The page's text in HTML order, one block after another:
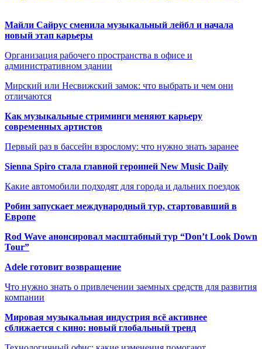
Майли Сайрус сменила музыкальный лейбл и начала
новый этап карьеры
Организация рабочего пространства в офисе и
административном здании
Мирский или Несвижский замок: что выбрать и чем они
отличаются
Как музыкальные стриминги меняют карьеру
современных артистов
Первый раз в бассейн взрослому: что нужно знать заранее
Sienna Spiro стала главной героиней New Music Daily
Какие автомобили подходят для города и дальних поездок
Робин запускает международный тур, стартовавший в
Европе
Rod Wave анонсировал масштабный тур “Don’t Look Down
Tour”
Adele готовит возвращение
Что нужно знать о привлечении заемных средств для развития
компании
Мировая музыкальная индустрия всё активнее
сближается с кино: новый глобальный тренд